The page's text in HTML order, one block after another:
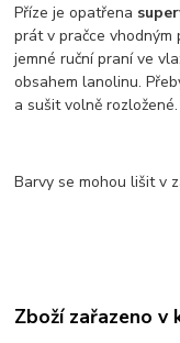
Příze je opatřena
prát v pračce vhodným
jemné ruční praní ve
obsahem lanolinu.
a sušit volně rozložené.
Barvy se mohou lišit v
Zboží zařazeno v